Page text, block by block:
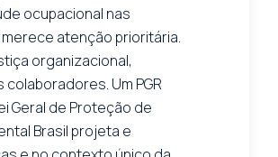
ocupacional nas
atenção prioritária.
organizacional,
Um PGR
Geral de Proteção de
Brasil projeta e